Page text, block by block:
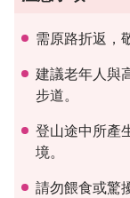
需原路折返，
建議老年人與
步道。
登山途中所產
境。
請勿餵食或驚